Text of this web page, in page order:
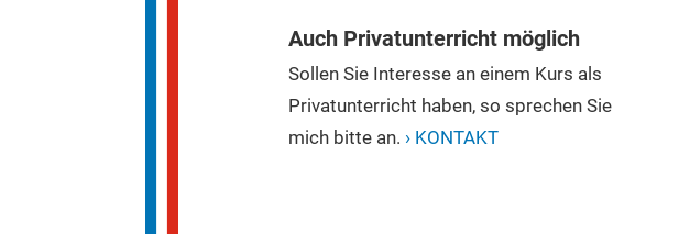
Auch Privatunterricht möglich
Sollen Sie Interesse an einem Kurs als
Privatunterricht haben, so sprechen Sie
mich bitte an. › KONTAKT